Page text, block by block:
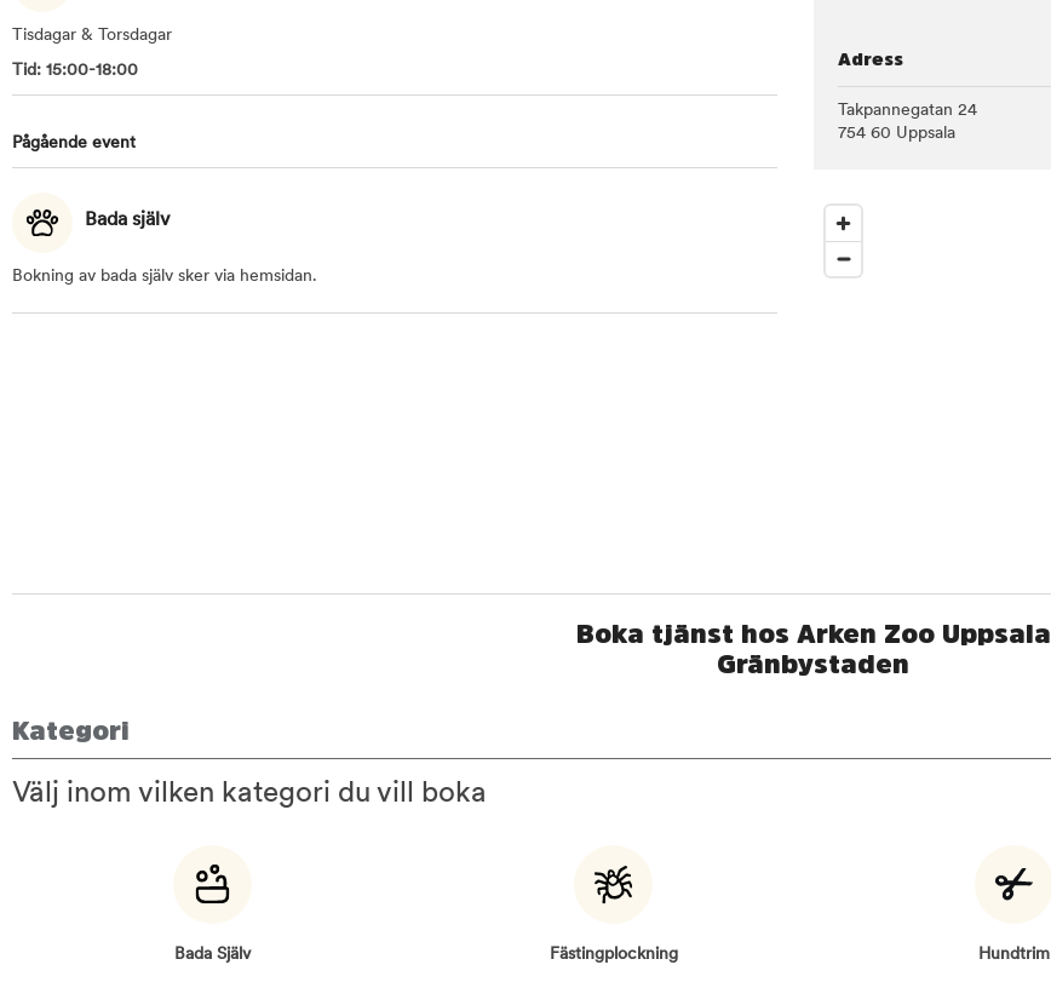
Tisdagar & Torsdagar
Tid: 15:00-18:00
Pågående event
Bada själv
Bokning av bada själv sker via hemsidan.
Adress
Takpannegatan 24
754 60 Uppsala
Boka tjänst hos Arken Zoo Uppsala
Gränbystaden
Kategori
Välj inom vilken kategori du vill boka
Bada Själv Fästingplockning Hundtrim